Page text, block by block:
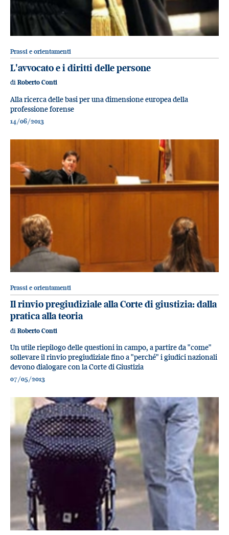
Prassi e orientamenti
L'avvocato e i diritti delle persone
di Roberto Conti
Alla ricerca delle basi per una dimensione europea della
professione forense
14/06/2013
Prassi e orientamenti
Il rinvio pregiudiziale alla Corte di giustizia: dalla
pratica alla teoria
di Roberto Conti
Un utile riepilogo delle questioni in campo, a partire da "come"
sollevare il rinvio pregiudiziale fino a "perché" i giudici nazionali
devono dialogare con la Corte di Giustizia
07/05/2013